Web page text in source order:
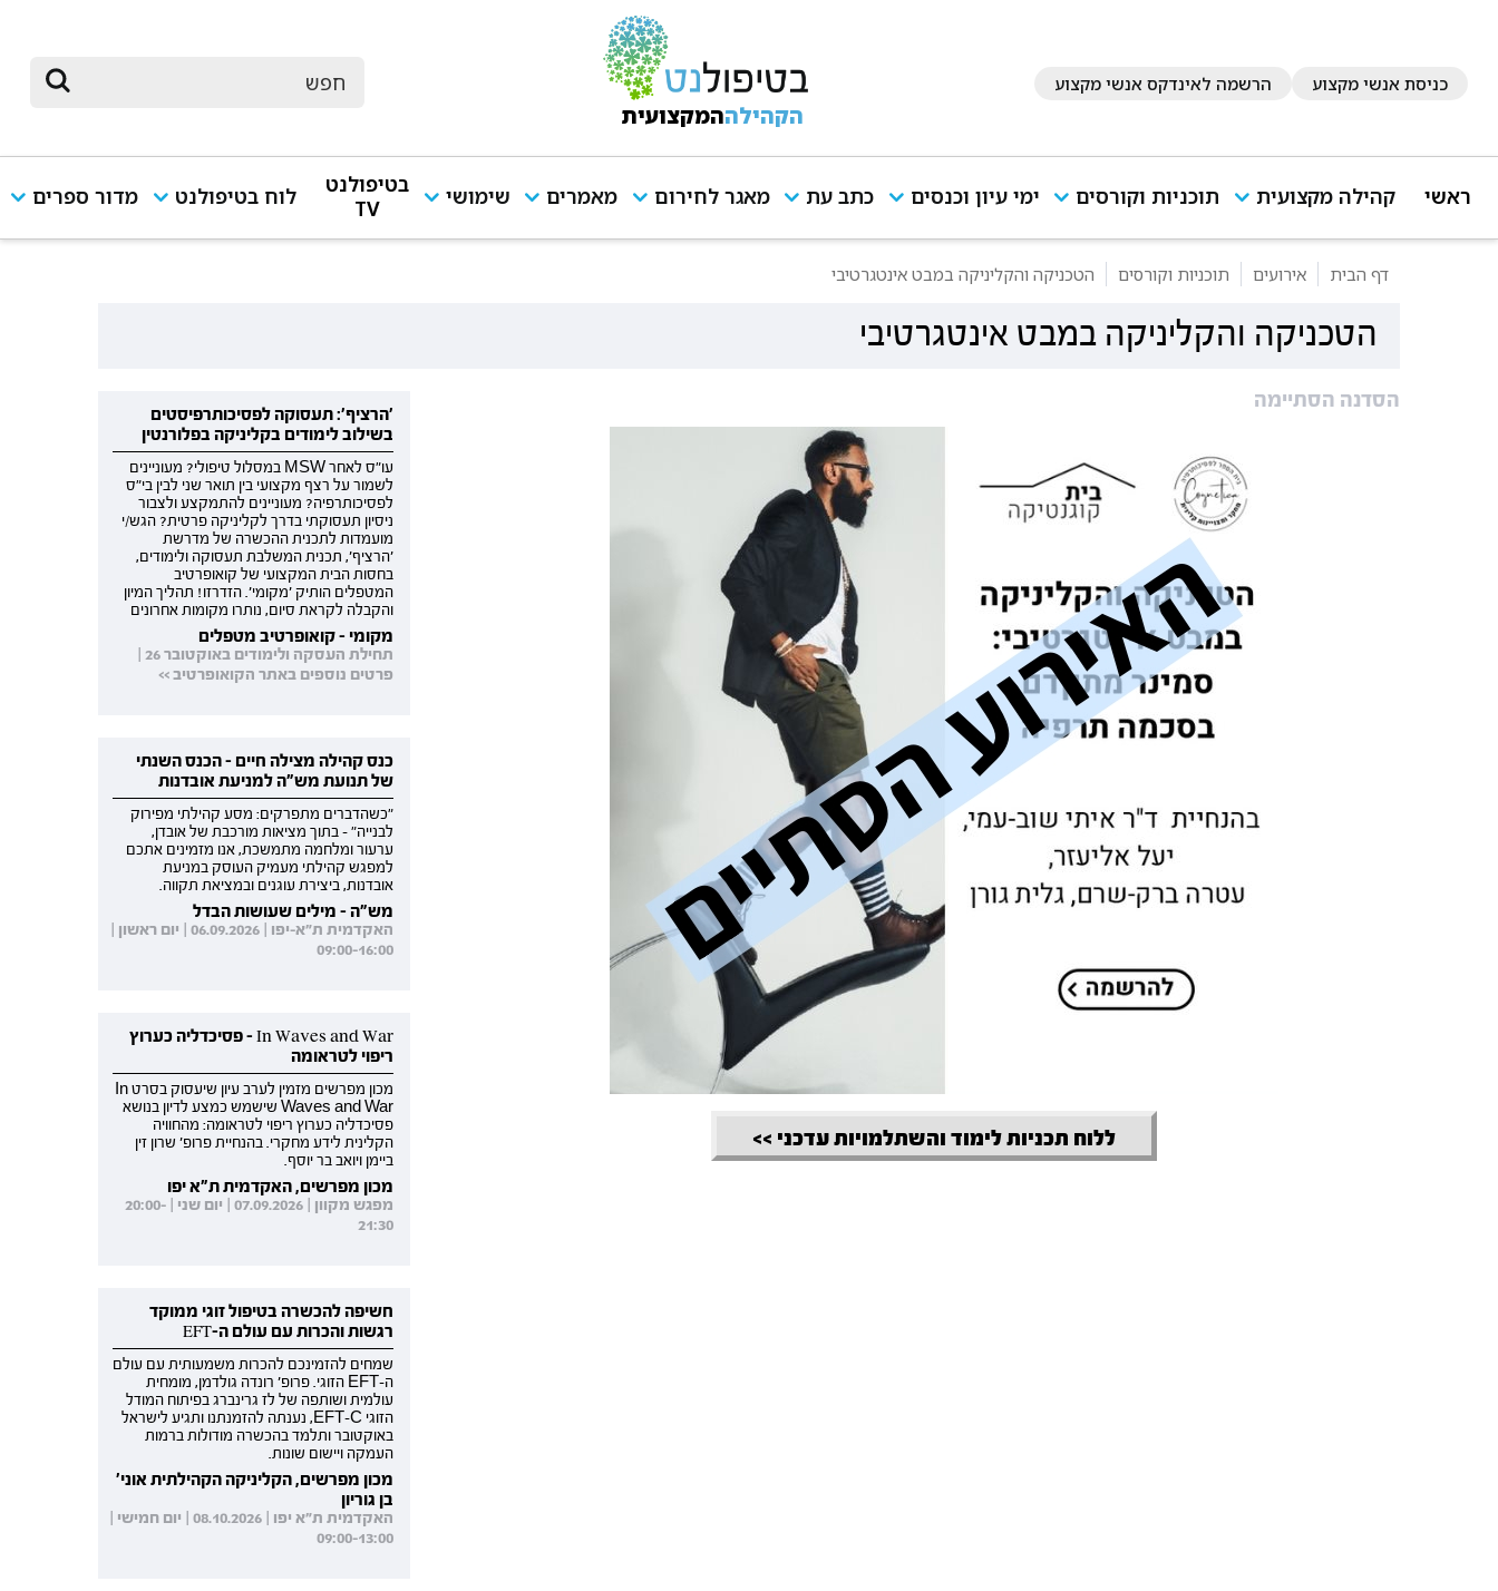
כניסת אנשי מקצוע הרשמה לאינדקס אנשי מקצוע
הקהילההמקצועית
ראשי קהילה מקצועית תוכניות וקורסים ימי עיון וכנסים כתב עת מאגר לחירום מאמרים שימושי
בטיפולנט
TV
לוח בטיפולנט מדור ספרים
דף הבית אירועים תוכניות וקורסים הטכניקה והקליניקה במבט אינטגרטיבי
הטכניקה והקליניקה במבט אינטגרטיבי
הסדנה הסתיימה
ללוח תכניות לימוד והשתלמויות עדכני >>
'הרציף': תעסוקה לפסיכותרפיסטים
בשילוב לימודים בקליניקה בפלורנטין
עו"ס לאחר MSW במסלול טיפולי? מעוניינים
לשמור על רצף מקצועי בין תואר שני לבין בי"ס
לפסיכותרפיה? מעוניינים להתמקצע ולצבור
ניסיון תעסוקתי בדרך לקליניקה פרטית? הגש/י
מועמדות לתכנית ההכשרה של מדרשת
'הרציף', תכנית המשלבת תעסוקה ולימודים,
בחסות הבית המקצועי של קואופרטיב
המטפלים הותיק 'מקומי'. הזדרזו! תהליך המיון
והקבלה לקראת סיום, נותרו מקומות אחרונים
מקומי - קואופרטיב מטפלים
תחילת העסקה ולימודים באוקטובר 26 |
פרטים נוספים באתר הקואופרטיב >>
כנס קהילה מצילה חיים - הכנס השנתי
של תנועת מש"ה למניעת אובדנות
"כשהדברים מתפרקים: מסע קהילתי מפירוק
לבנייה" - בתוך מציאות מורכבת של אובדן,
ערעור ומלחמה מתמשכת, אנו מזמינים אתכם
למפגש קהילתי מעמיק העוסק במניעת
אובדנות, ביצירת עוגנים ובמציאת תקווה.
מש"ה - מילים שעושות הבדל
האקדמית ת"א-יפו | 06.09.2026 | יום ראשון |
09:00-16:00
In Waves and War - פסיכדליה כערוץ
ריפוי לטראומה
מכון מפרשים מזמין לערב עיון שיעסוק בסרט In
Waves and War שישמש כמצע לדיון בנושא
פסיכדליה כערוץ ריפוי לטראומה: מהחוויה
הקלינית לידע מחקרי. בהנחיית פרופ' שרון זין
ביימן ויואב בר יוסף.
מכון מפרשים, האקדמית ת"א יפו
מפגש מקוון | 07.09.2026 | יום שני | 20:00-
21:30
חשיפה להכשרה בטיפול זוגי ממוקד
רגשות והכרות עם עולם ה-EFT
שמחים להזמינכם להכרות משמעותית עם עולם
ה-EFT הזוגי. פרופ' רונדה גולדמן, מומחית
עולמית ושותפה של לז גרינברג בפיתוח המודל
הזוגי EFT-C, נענתה להזמנתנו ותגיע לישראל
באוקטובר ותלמד בהכשרה מודולות ברמות
העמקה ויישום שונות.
מכון מפרשים, הקליניקה הקהילתית אוני'
בן גוריון
האקדמית ת"א יפו | 08.10.2026 | יום חמישי |
09:00-13:00